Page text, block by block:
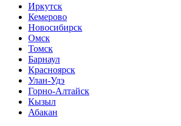
Иркутск
Кемерово
Новосибирск
Омск
Томск
Барнаул
Красноярск
Улан-Удэ
Горно-Алтайск
Кызыл
Абакан